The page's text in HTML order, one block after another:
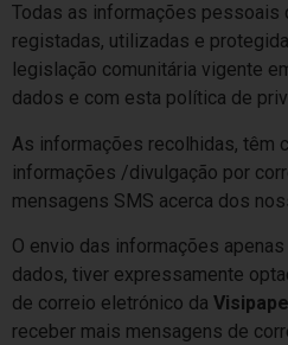
Todas as informações pessoais
registadas, utilizadas e
legislação comunitária vigente
dados e com esta política de
As informações recolhidas, têm
informações /divulgação por
mensagens SMS acerca dos
O envio das informações
dados, tiver expressamente
de correio eletrónico da
receber mais mensagens de